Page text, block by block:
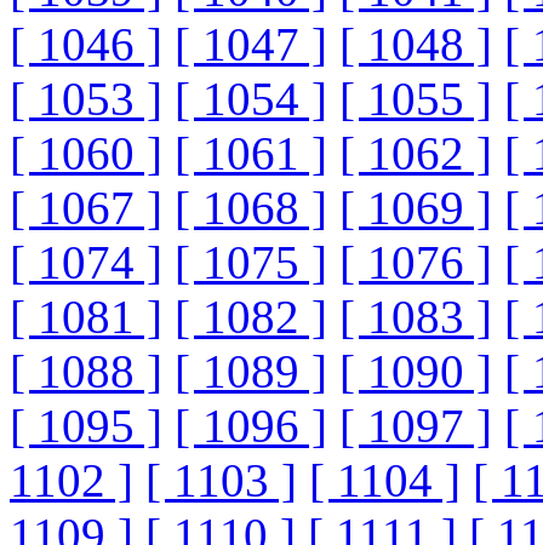
[ 1046 ] [ 1047 ] [ 1048 ] [
[ 1053 ] [ 1054 ] [ 1055 ] [
[ 1060 ] [ 1061 ] [ 1062 ] [
[ 1067 ] [ 1068 ] [ 1069 ] [
[ 1074 ] [ 1075 ] [ 1076 ] [
[ 1081 ] [ 1082 ] [ 1083 ] [
[ 1088 ] [ 1089 ] [ 1090 ] [
[ 1095 ] [ 1096 ] [ 1097 ] [
1102 ] [ 1103 ] [ 1104 ] [